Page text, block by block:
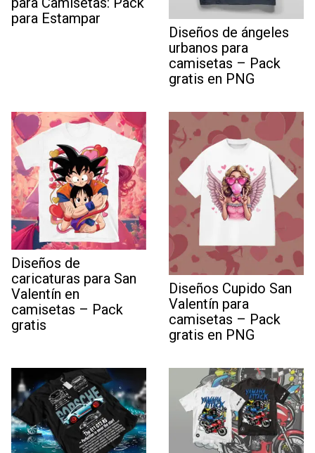
para Estampar
Diseños de ángeles
urbanos para
camisetas – Pack
gratis en PNG
Diseños de
caricaturas para San
Valentín en
camisetas – Pack
gratis
Diseños Cupido San
Valentín para
camisetas – Pack
gratis en PNG